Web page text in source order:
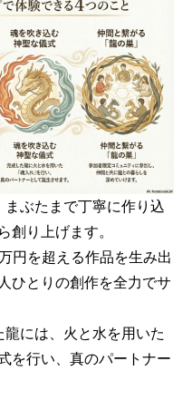
まぶたまで丁寧に作り込
創り上げます。
円を超える作品を生み出
ひとりの創作を全力でサ
龍には、火と水を用いた
を行い、真のパートナー